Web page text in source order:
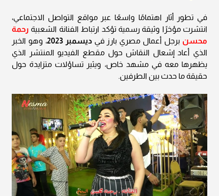
في تطور أثار اهتمامًا واسعًا عبر مواقع التواصل الاجتماعي،
انتشرت مؤخرًا وثيقة رسمية تؤكد ارتباط الفنانة الشعبية رحمة
محسن برجل أعمال مصري بارز فيديسمبر 2023
، وهو الخبر
الذي أعاد إشعال النقاش حول مقطع الفيديو المنتشر الذي
يظهرها معه في مشهد خاص، ويثير تساؤلات متزايدة حول
حقيقة ما حدث بين الطرفين.